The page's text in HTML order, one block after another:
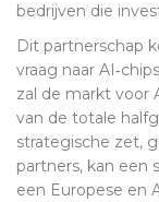
bedrijven die
Dit partnerschap
vraag naar
zal de markt voor
van de totale
strategische zet,
partners, kan een
een Europese en